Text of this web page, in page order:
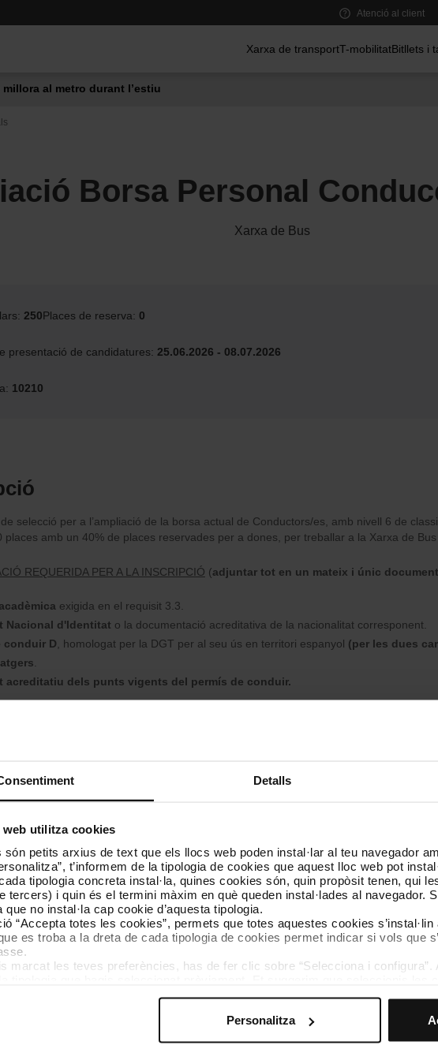
Detalls
utilitza cookies
són petits arxius de text que els llocs web poden instal·lar al teu navegador
t’informem de la tipologia de cookies que aquest lloc web pot
tipologia concreta instal·la, quines cookies són, quin propòsit tenen, qui
tercers) i quin és el termini màxim en què queden instal·lades al navegador.
que no instal·la cap cookie d’aquesta tipologia.
“Accepta totes les cookies”, permets que totes aquestes cookies s’instal·lin
es troba a la dreta de cada tipologia de cookies permet indicar si vols que
marcat les teves preferències, has de fer clic sobre “Selecciona i configura”.
recordar les teves opcions de navegació (com ara l’idioma) i milloren la
navegar-hi. Només pots consultar la nostraPolítica de cookies
Personalitza
Atenció al client
Xarxa de transportT-mobilitatBitllets i
millora al metro durant l’estiu
Borsa Personal
Xarxa de Bus
250Places de reserva: 0
presentació de candidatures: 25.06.2026 - 08.07.2026
10210
selecció per a l’ampliació de la borsa actual de Conductors/es, amb nivell 6 de
places amb un 40% de places reservades per a dones, per treballar a la Xarxa de
REQUERIDA PER A LA INSCRIPCIÓ (adjuntar tot en un mateix i únic
exigida en el requisit 3.3.
Nacional d'Identitat o la documentació acreditativa de la nacionalitat corresponent.
conduir D , homologat per la DGT per al seu ús en territori espanyol (per les dues
acreditatiu dels punts vigents del permís de conduir.
la convocatòria
de la convocatòria en el document PDF adjunt a continuació.